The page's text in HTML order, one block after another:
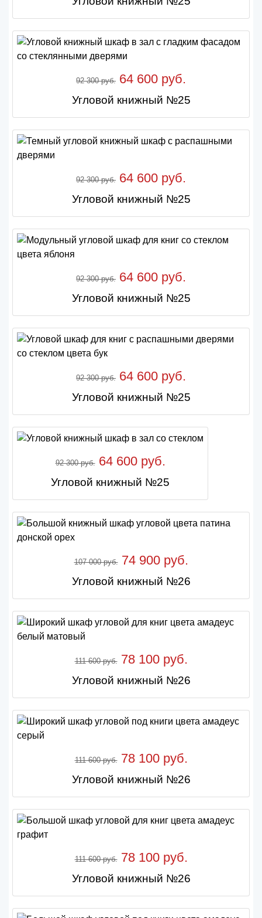
92 300 руб. 64 600 руб.
Угловой книжный №25
92 300 руб. 64 600 руб.
Угловой книжный №25
92 300 руб. 64 600 руб.
Угловой книжный №25
92 300 руб. 64 600 руб.
Угловой книжный №25
92 300 руб.64 600 руб.
Угловой книжный №25
107 000 руб.74 900 руб.
Угловой книжный №26
111 600 руб.78 100 руб.
Угловой книжный №26
111 600 руб.78 100 руб.
Угловой книжный №26
111 600 руб.78 100 руб.
Угловой книжный №26